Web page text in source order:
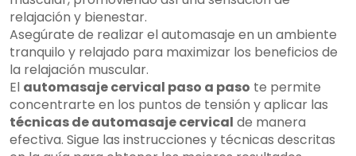
relajación y bienestar.
Asegúrate de realizar el automasaje en un ambiente
tranquilo y relajado para maximizar los beneficios de
la relajación muscular.
El automasaje cervical paso a paso te permite
concentrarte en los puntos de tensión y aplicar las
técnicas de automasaje cervical de manera
efectiva. Sigue las instrucciones y técnicas descritas